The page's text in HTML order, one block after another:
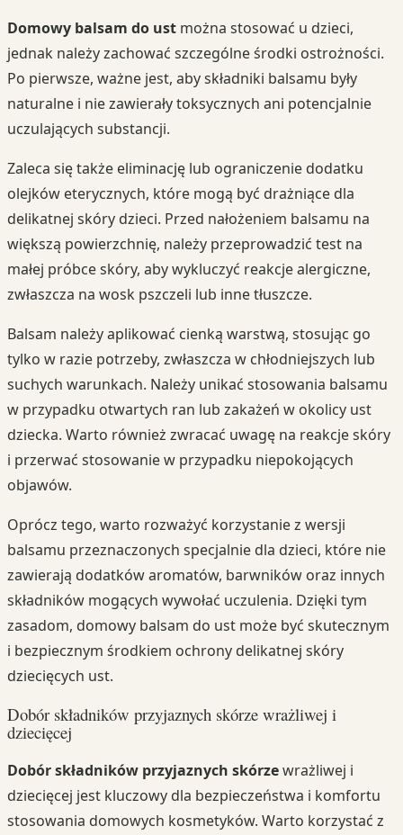
Domowy balsam do ust można stosować u dzieci,
jednak należy zachować szczególne środki ostrożności.
Po pierwsze, ważne jest, aby składniki balsamu były
naturalne i nie zawierały toksycznych ani potencjalnie
uczulających substancji.
Zaleca się także eliminację lub ograniczenie dodatku
olejków eterycznych, które mogą być drażniące dla
delikatnej skóry dzieci. Przed nałożeniem balsamu na
większą powierzchnię, należy przeprowadzić test na
małej próbce skóry, aby wykluczyć reakcje alergiczne,
zwłaszcza na wosk pszczeli lub inne tłuszcze.
Balsam należy aplikować cienką warstwą, stosując go
tylko w razie potrzeby, zwłaszcza w chłodniejszych lub
suchych warunkach. Należy unikać stosowania balsamu
w przypadku otwartych ran lub zakażeń w okolicy ust
dziecka. Warto również zwracać uwagę na reakcje skóry
i przerwać stosowanie w przypadku niepokojących
objawów.
Oprócz tego, warto rozważyć korzystanie z wersji
balsamu przeznaczonych specjalnie dla dzieci, które nie
zawierają dodatków aromatów, barwników oraz innych
składników mogących wywołać uczulenia. Dzięki tym
zasadom, domowy balsam do ust może być skutecznym
i bezpiecznym środkiem ochrony delikatnej skóry
dziecięcych ust.
Dobór składników przyjaznych skórze wrażliwej i
dziecięcej
Dobór składników przyjaznych skórzewrażliwej i
dziecięcej jest kluczowy dla bezpieczeństwa i komfortu
stosowania domowych kosmetyków. Warto korzystać z